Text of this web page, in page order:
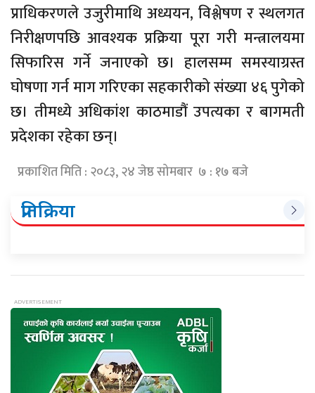
प्राधिकरणले उजुरीमाथि अध्ययन, विश्लेषण र स्थलगत
निरीक्षणपछि आवश्यक प्रक्रिया पूरा गरी मन्त्रालयमा
सिफारिस गर्ने जनाएको छ। हालसम्म समस्याग्रस्त
घोषणा गर्न माग गरिएका सहकारीको संख्या ४६ पुगेको
छ। तीमध्ये अधिकांश काठमाडौं उपत्यका र बागमती
प्रदेशका रहेका छन्।
प्रकाशित मिति : २०८३, २४ जेष्ठ सोमबार ७ : १७ बजे
प्रतिक्रिया